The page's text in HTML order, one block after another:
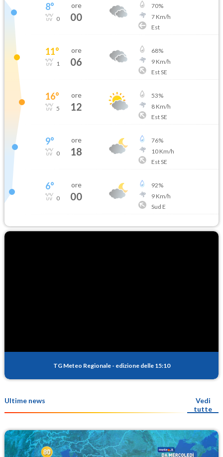
8°
0
ore
00
70%
7Km/h
Est
11°
1
ore
06
68%
9Km/h
Est SE
16°
5
ore
12
53%
8Km/h
Est SE
9°
0
ore
18
76%
10Km/h
Est SE
6°
0
ore
00
92%
9Km/h
Sud E
TG Meteo Regionale - edizione delle 15:10
Ultime news
Vedi
tutte